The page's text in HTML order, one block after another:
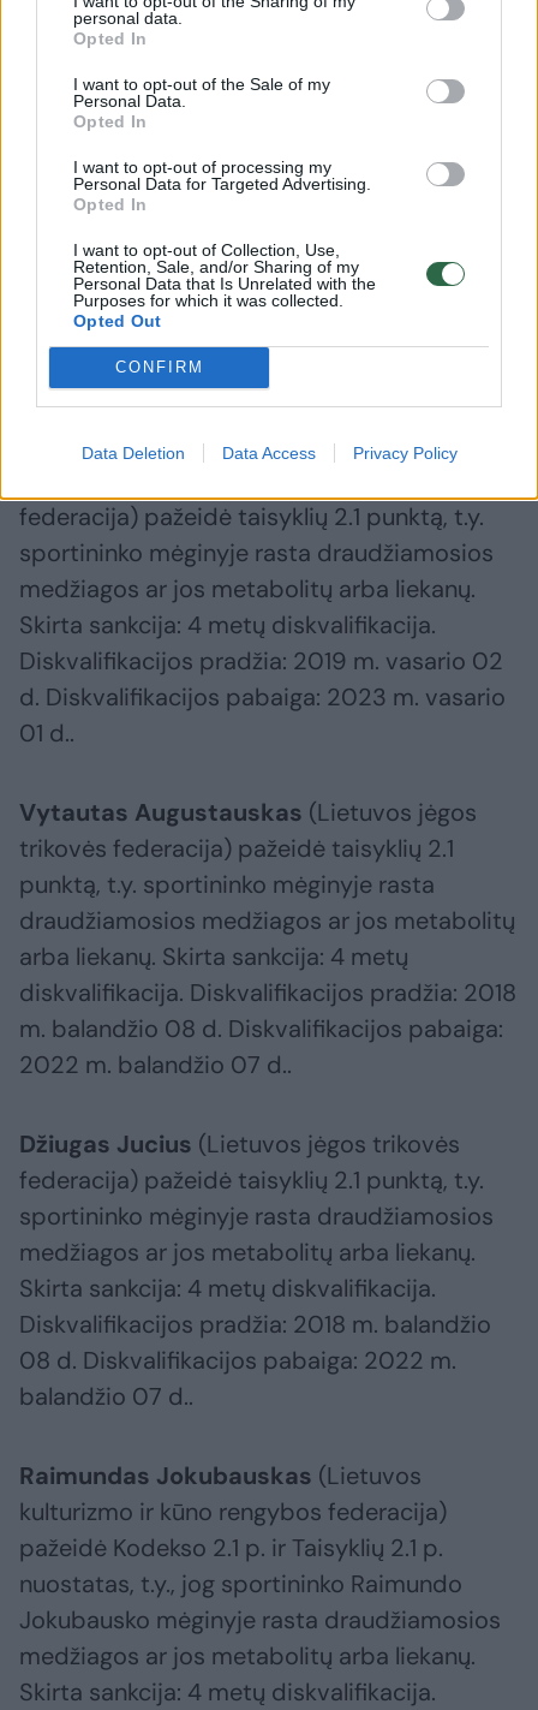
personal data.
Opted In
I want to opt-out of the Sale of my
Personal Data.
Opted In
I want to opt-out of processing my
Personal Data for Targeted Advertising.
Opted In
I want to opt-out of Collection, Use,
Retention, Sale, and/or Sharing of my
Personal Data that Is Unrelated with the
Purposes for which it was collected.
Opted Out
CONFIRM
Data Deletion Data Access Privacy Policy
09 d. Diskvalifikacijos pabaiga: 2023 m.
trikovės federacija) atsisakė pateikti šlapimo
mėginį. Dopingo kontrolės atsisakymas
prilyginamas teigiamam dopingo testui.
Skirta sankcija: 4 metų diskvalifikacija.
Diskvalifikacijos pradžia: 2019 m. lapkričio 28
d. Diskvalifikacijos pabaiga: 2023 m. lapkričio
27 d.
federacija) pažeidė taisyklių 2.1 punktą, t.y.
sportininko mėginyje rasta draudžiamosios
medžiagos ar jos metabolitų arba liekanų.
Skirta sankcija: 4 metų diskvalifikacija.
Diskvalifikacijos pradžia: 2019 m. vasario 02
d. Diskvalifikacijos pabaiga: 2023 m. vasario
01 d..
Vytautas Augustauskas (Lietuvos jėgos
trikovės federacija) pažeidė taisyklių 2.1
punktą, t.y. sportininko mėginyje rasta
draudžiamosios medžiagos ar jos metabolitų
arba liekanų. Skirta sankcija: 4 metų
diskvalifikacija. Diskvalifikacijos pradžia: 2018
m. balandžio 08 d. Diskvalifikacijos pabaiga:
2022 m. balandžio 07 d..
Džiugas Jucius (Lietuvos jėgos trikovės
federacija) pažeidė taisyklių 2.1 punktą, t.y.
sportininko mėginyje rasta draudžiamosios
medžiagos ar jos metabolitų arba liekanų.
Skirta sankcija: 4 metų diskvalifikacija.
Diskvalifikacijos pradžia: 2018 m. balandžio
08 d. Diskvalifikacijos pabaiga: 2022 m.
balandžio 07 d..
Raimundas Jokubauskas (Lietuvos
kulturizmo ir kūno rengybos federacija)
pažeidė Kodekso 2.1 p. ir Taisyklių 2.1 p.
nuostatas, t.y., jog sportininko Raimundo
Jokubausko mėginyje rasta draudžiamosios
medžiagos ar jos metabolitų arba liekanų.
Skirta sankcija: 4 metų diskvalifikacija.